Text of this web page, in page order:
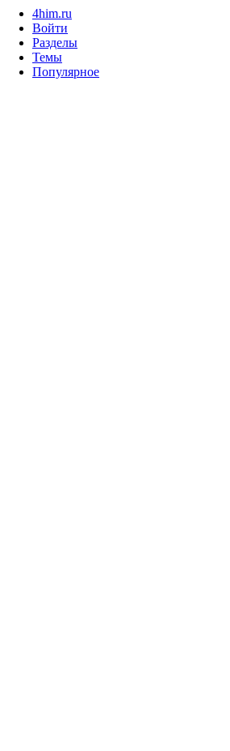
4him.ru
Войти
Разделы
Темы
Популярное